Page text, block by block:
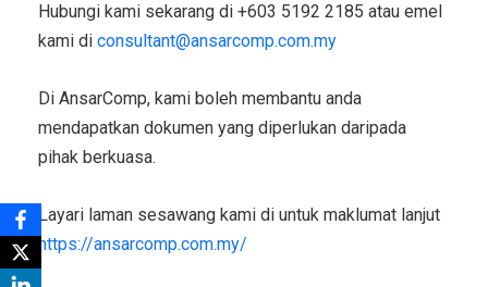
Hubungi kami sekarang di +603 5192 2185 atau emel
kami di consultant@ansarcomp.com.my
Di AnsarComp, kami boleh membantu anda
mendapatkan dokumen yang diperlukan daripada
pihak berkuasa.
Layari laman sesawang kami di untuk maklumat lanjut
https://ansarcomp.com.my/